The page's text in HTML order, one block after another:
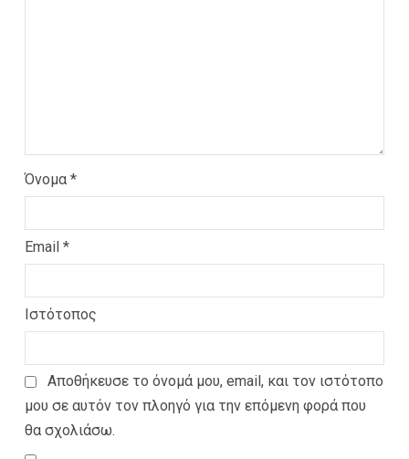
Όνομα *
Email *
Ιστότοπος
Αποθήκευσε το όνομά μου, email, και τον ιστότοπο
μου σε αυτόν τον πλοηγό για την επόμενη φορά που
θα σχολιάσω.